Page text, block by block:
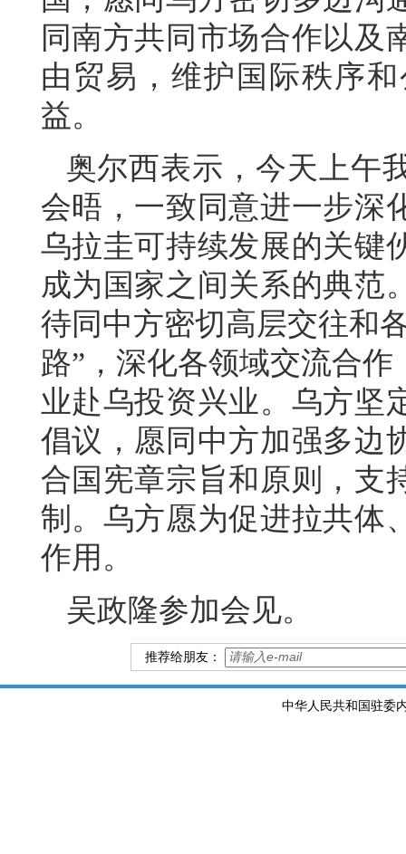
同南方共同市场合作以及
由贸易，维护国际秩序
益。
奥尔西表示，今天上午
会晤，一致同意进一步深
乌拉圭可持续发展的关键
成为国家之间关系的典范
待同中方密切高层交往和
路”，深化各领域交流合
业赴乌投资兴业。乌方坚
倡议，愿同中方加强多边
合国宪章宗旨和原则，支
制。乌方愿为促进拉共体
作用。
吴政隆参加会见。
推荐给朋友：
中华人民共和国驻委